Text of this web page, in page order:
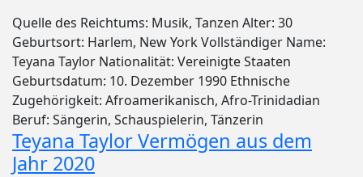
Quelle des Reichtums: Musik, Tanzen Alter: 30
Geburtsort: Harlem, New York Vollständiger Name:
Teyana Taylor Nationalität: Vereinigte Staaten
Geburtsdatum: 10. Dezember 1990 Ethnische
Zugehörigkeit: Afroamerikanisch, Afro-Trinidadian
Beruf: Sängerin, Schauspielerin, Tänzerin
Teyana Taylor Vermögen aus dem
Jahr 2020